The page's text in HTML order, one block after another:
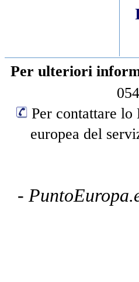
Per ulteriori
Per contattare lo
europea del
-